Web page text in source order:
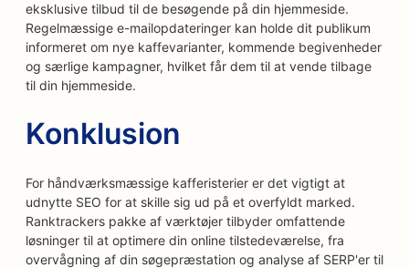
eksklusive tilbud til de besøgende på din hjemmeside.
Regelmæssige e-mailopdateringer kan holde dit publikum
informeret om nye kaffevarianter, kommende begivenheder
og særlige kampagner, hvilket får dem til at vende tilbage
til din hjemmeside.
Konklusion
For håndværksmæssige kafferisterier er det vigtigt at
udnytte SEO for at skille sig ud på et overfyldt marked.
Ranktrackers pakke af værktøjer tilbyder omfattende
løsninger til at optimere din online tilstedeværelse, fra
overvågning af din søgepræstation og analyse af SERP'er til